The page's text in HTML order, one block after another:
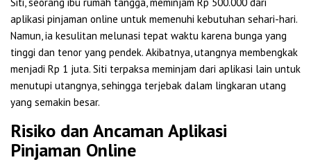
aplikasi pinjaman online untuk memenuhi kebutuhan sehari-hari.
Namun, ia kesulitan melunasi tepat waktu karena bunga yang
tinggi dan tenor yang pendek. Akibatnya, utangnya membengkak
menjadi Rp 1 juta. Siti terpaksa meminjam dari aplikasi lain untuk
menutupi utangnya, sehingga terjebak dalam lingkaran utang
yang semakin besar.
Risiko dan Ancaman Aplikasi
Pinjaman Online